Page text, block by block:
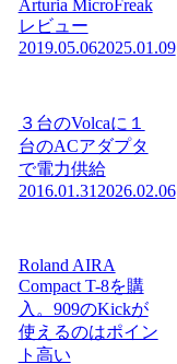
Arturia MicroFreak
レビュー
2019.05.062025.01.09
３台のVolcaに１
台のACアダプタ
で電力供給
2016.01.31 2026.02.06
Roland AIRA
Compact T-8を購
入。909のKickが
使えるのはポイン
ト高い